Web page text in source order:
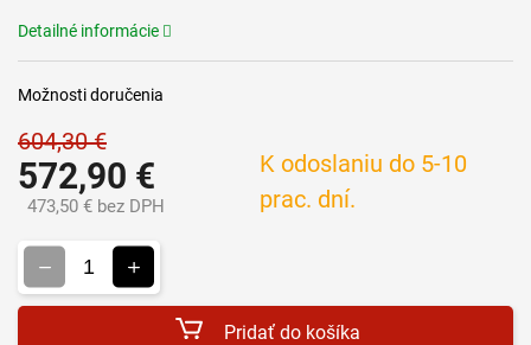
604,30 €
572,90 €
473,50 € bez DPH
K odoslaniu do 5-10
prac. dní.
Možnosti doručenia
Pridať do košíka
Detailné informácie